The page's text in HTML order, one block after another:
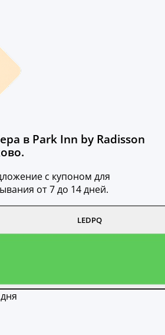
в Park Inn by Radisson
с купоном для
от 7 до 14 дней.
LEDPQ